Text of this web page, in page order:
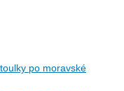
po moravské